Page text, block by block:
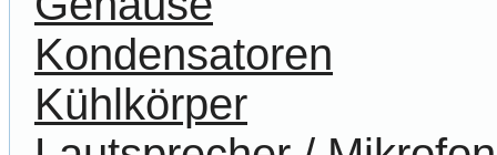
Kondensatoren
Kühlkörper